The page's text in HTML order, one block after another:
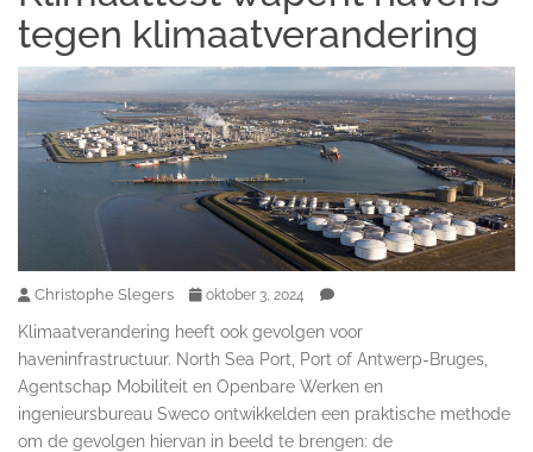
tegen klimaatverandering
Christophe Slegers oktober 3, 2024
Klimaatverandering heeft ook gevolgen voor
haveninfrastructuur. North Sea Port, Port of Antwerp-Bruges,
Agentschap Mobiliteit en Openbare Werken en
ingenieursbureau Sweco ontwikkelden een praktische methode
om de gevolgen hiervan in beeld te brengen: de